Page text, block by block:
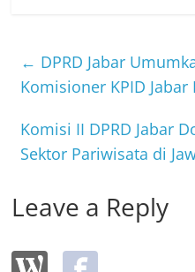
b
o
o
k
← DPRD Jabar
Komisioner KPID
Komisi II DPRD Jabar
Sektor Pariwisata di
Leave a Reply